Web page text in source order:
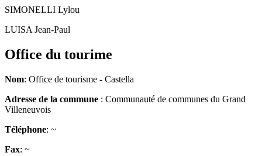
SIMONELLI Lylou
LUISA Jean-Paul
Office du tourime
Nom: Office de tourisme - Castella
Adresse de la commune : Communauté de communes du Grand
Villeneuvois
Téléphone: ~
Fax: ~